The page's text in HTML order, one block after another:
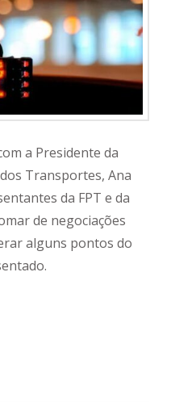
a Presidente da
Transportes, Ana
da FPT e da
de negociações
alguns pontos do